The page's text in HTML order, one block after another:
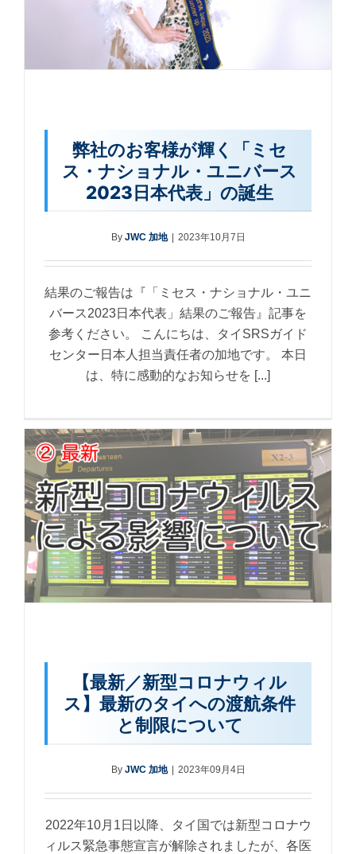
弊社のお客様が輝く「ミセ
ス・ナショナル・ユニバース
2023日本代表」の誕生
By JWC 加地 | 2023年10月7日
結果のご報告は『「ミセス・ナショナル・ユニ
バース2023日本代表」結果のご報告』記事を
参考ください。 こんにちは、タイSRSガイド
センター日本人担当責任者の加地です。 本日
は、特に感動的なお知らせを [...]
【最新／新型コロナウィル
ス】最新のタイへの渡航条件
と制限について
By JWC 加地 2023年09月4日
2022年10月1日以降、タイ国では新型コロナウ
ィルス緊急事態宣言が解除されましたが、各医